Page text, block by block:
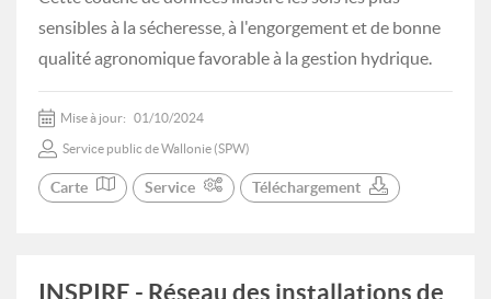
sensibles à la sécheresse, à l'engorgement et de bonne
qualité agronomique favorable à la gestion hydrique.
Mise à jour: 01/10/2024
Service public de Wallonie (SPW)
Carte Service Téléchargement
INSPIRE - Réseau des installations de